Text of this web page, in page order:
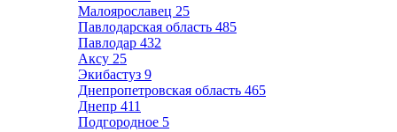
Малоярославец 25
Павлодарская область 485
Павлодар 432
Аксу 25
Экибастуз 9
Днепропетровская область 465
Днепр 411
Подгородное 5